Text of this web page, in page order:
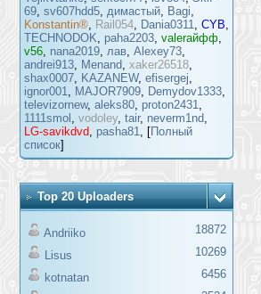
69, sv607hdd5, димастый, Bagi,
Konstantin®, Rail054, Dania0311, CYB,
TECHNODOK, paha2203, valeraйфф,
v56, nana2019, лав, Alexey73,
andrei913, Menand, xaker26518,
shax0007, KAZANEW, efisergej,
ignor001, MAJOR7909, Demydov1333,
televizornew, aleks80, proton2431,
1111smol , vodoley, tair, neverm1nd,
LG-savikdvd, pasha81, [Полный
список]
Top 20 Uploaders
Andriiko
18872
Lisus
10269
kotnatan
6456